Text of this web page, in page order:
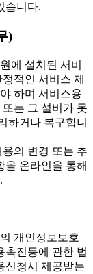
습니다.
)
에 설치된 서비
적인 서비스 제
하며 서비스용
는 그 설비가 못
하거나 복구합니
의 변경 또는 추
을 온라인을 통해
개인정보보호
촉진등에 관한 법
신청시 제공받는